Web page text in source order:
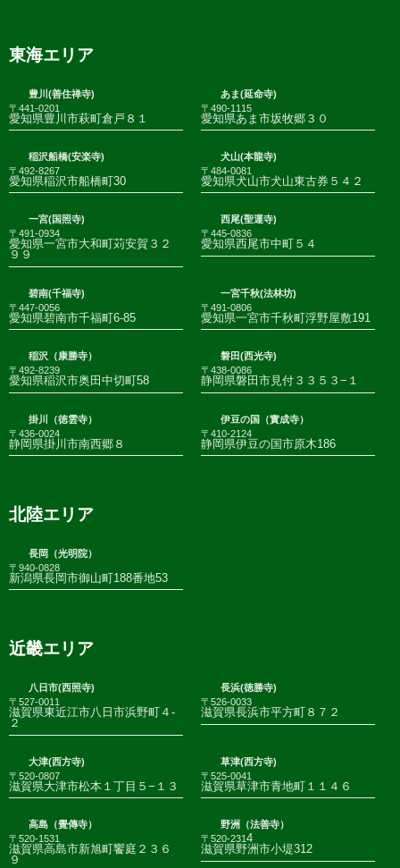
東海エリア
豊川(善住禅寺)
〒441-0201
愛知県豊川市萩町倉戸８１
あま(延命寺)
〒490-1115
愛知県あま市坂牧郷３０
稲沢船橋(安楽寺)
〒492-8267
愛知県稲沢市船橋町30
犬山(本龍寺)
〒484-0081
愛知県犬山市犬山東古券５４２
一宮(国照寺)
〒491-0934
愛知県一宮市大和町苅安賀３２
９９
西尾(聖運寺)
〒445-0836
愛知県西尾市中町５４
碧南(千福寺)
〒447-0056
愛知県碧南市千福町6-85
一宮千秋(法林坊)
〒491-0806
愛知県一宮市千秋町浮野屋敷191
稲沢（康勝寺）
〒492-8239
愛知県稲沢市奥田中切町58
磐田(西光寺)
〒438-0086
静岡県磐田市見付３３５３−１
掛川（徳雲寺）
〒436-0024
静岡県掛川市南西郷８
伊豆の国（實成寺）
〒410-2124
静岡県伊豆の国市原木186
北陸エリア
長岡（光明院）
〒940-0828
新潟県長岡市御山町188番地53
近畿エリア
八日市(西照寺)
〒527-0011
滋賀県東近江市八日市浜野町４-
２
長浜(徳勝寺)
〒526-0033
滋賀県長浜市平方町８７２
大津(西方寺)
〒520-0807
滋賀県大津市松本１丁目５−１３
草津(西方寺)
〒525-0041
滋賀県草津市青地町１１４６
高島（覺傳寺）
〒520-1531
滋賀県高島市新旭町饗庭２３６
９
野洲（法善寺）
〒520-2314
滋賀県野洲市小堤312